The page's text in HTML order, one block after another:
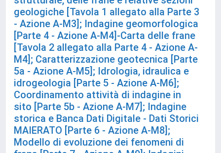
geologiche [Tavola 1 allegato alla Parte 3
- Azione A-M3]; Indagine geomorfologica
[Parte 4 - Azione A-M4]-Carta delle frane
[Tavola 2 allegato alla Parte 4 - Azione A-
M4]; Caratterizzazione geotecnica [Parte
5a - Azione A-M5]; Idrologia, idraulica e
idrogeologia [Parte 5 - Azione A-M6];
Coordinamento attività di indagine in
sito [Parte 5b - Azione A-M7]; Indagine
storica e Banca Dati Digitale - Dati Storici
MAIERATO [Parte 6 - Azione A-M8];
Modello di evoluzione dei fenomeni di